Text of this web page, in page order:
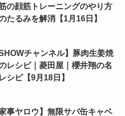
の顔筋トレーニングのやり方
たるみを解消【1月16日】
SHOWチャンネル】豚肉生姜焼
レシピ｜菱田屋｜櫻井翔の名
シピ【9月18日】
家事ヤロウ】無限サバ缶キャベ